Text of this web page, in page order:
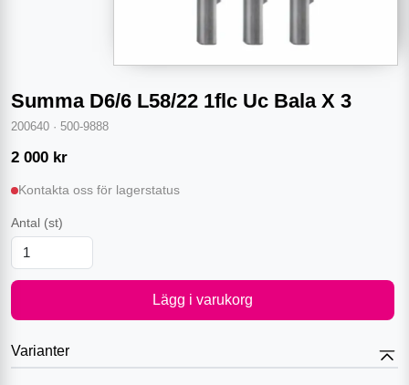
Summa D6/6 L58/22 1flc Uc Bala X 3
200640 · 500-9888
2 000 kr
Kontakta oss för lagerstatus
Antal (st)
Lägg i varukorg
Varianter